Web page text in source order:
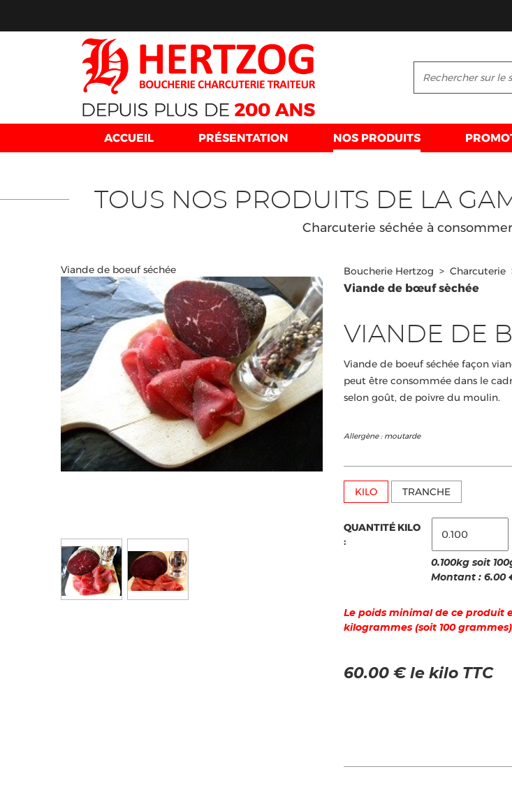
ACCUEIL PRÉSENTATION NOS PRODUITS
TOUS NOS PRODUITS DE LA
Charcuterie séchée à
Viande de boeuf séchée Boucherie Hertzog > Charcuterie
Viande de bœuf sèchée
VIANDE DE
Viande de boeuf séchée façon
peut être consommée dans le
selon goût, de poivre du moulin.
Allergène : moutarde
KILO TRANCHE
QUANTITÉ KILO
:
0.100kg soit
Montant : 6.00
Le poids minimal de ce produit
kilogrammes (soit 100 grammes)
60.00 € le kilo TTC